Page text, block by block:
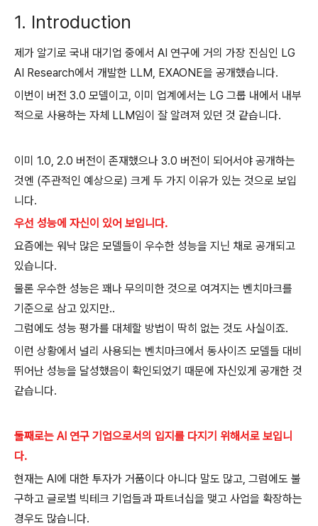
1. Introduction
제가 알기로 국내 대기업 중에서 AI 연구에 거의 가장 진심인 LG
AI Research에서 개발한 LLM, EXAONE을 공개했습니다.
이번이 버전 3.0 모델이고, 이미 업계에서는 LG 그룹 내에서 내부
적으로 사용하는 자체 LLM임이 잘 알려져 있던 것 같습니다.
이미 1.0, 2.0 버전이 존재했으나 3.0 버전이 되어서야 공개하는
것엔 (주관적인 예상으로) 크게 두 가지 이유가 있는 것으로 보입
니다.
우선 성능에 자신이 있어 보입니다.
요즘에는 워낙 많은 모델들이 우수한 성능을 지닌 채로 공개되고
있습니다.
물론 우수한 성능은 꽤나 무의미한 것으로 여겨지는 벤치마크를
기준으로 삼고 있지만..
그럼에도 성능 평가를 대체할 방법이 딱히 없는 것도 사실이죠.
이런 상황에서 널리 사용되는 벤치마크에서 동사이즈 모델들 대비
뛰어난 성능을 달성했음이 확인되었기 때문에 자신있게 공개한 것
같습니다.
둘째로는 AI 연구 기업으로서의 입지를 다지기 위해서로 보입니
다.
현재는 AI에 대한 투자가 거품이다 아니다 말도 많고, 그럼에도 불
구하고 글로벌 빅테크 기업들과 파트너십을 맺고 사업을 확장하는
경우도 많습니다.